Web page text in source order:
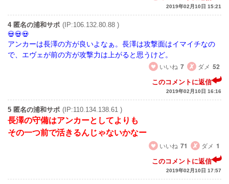
2019年02月10日 15:21
4 匿名の浦和サポ (IP:106.132.80.88 )
アンカーは長澤の方が良いよなぁ。長澤は攻撃面はイマイチなの
で、エヴェが前の方が攻撃力は上がると思うけど。
いいね 7 ダメ 52
このコメントに返信
2019年02月10日 16:16
5 匿名の浦和サポ (IP:110.134.138.61 )
長澤の守備はアンカーとしてよりも
その一つ前で活きるんじゃないかなー
いいね 71 ダメ 1
このコメントに返信
2019年02月10日 17:57